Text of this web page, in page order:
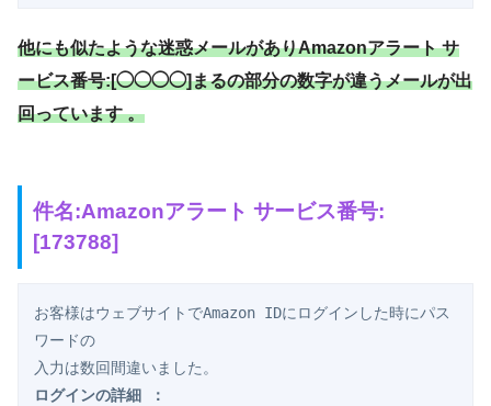
他にも似たような迷惑メールがありAmazonアラート サ
ービス番号:[◯◯◯◯]まるの部分の数字が違うメールが出
回っています 。
件名:Amazonアラート サービス番号:
[173788]
お客様はウェブサイトでAmazon IDにログインした時にパス
ワードの
ログインの詳細 ：